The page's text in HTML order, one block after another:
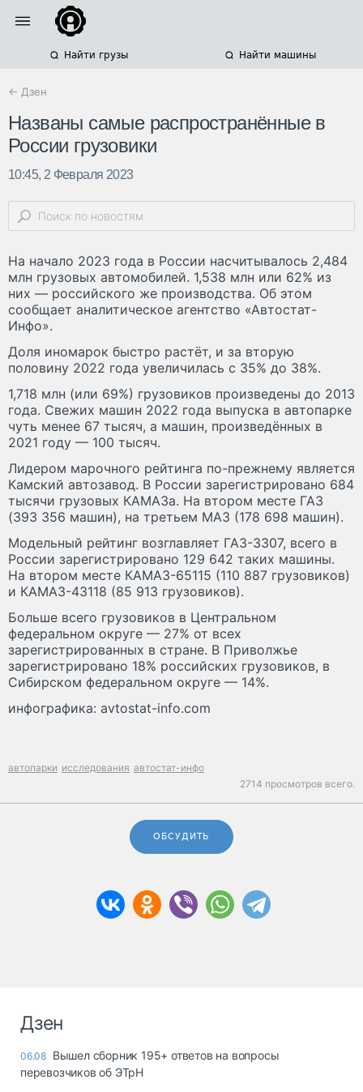
Найти грузы Найти машины
← Дзен
Названы самые распространённые в
России грузовики
10:45, 2 Февраля 2023
На начало 2023 года в России насчитывалось 2,484
млн грузовых автомобилей. 1,538 млн или 62% из
них — российского же производства. Об этом
сообщает аналитическое агентство «Автостат-
Инфо».
Доля иномарок быстро растёт, и за вторую
половину 2022 года увеличилась с 35% до 38%.
1,718 млн (или 69%) грузовиков произведены до 2013
года. Свежих машин 2022 года выпуска в автопарке
чуть менее 67 тысяч, а машин, произведённых в
2021 году — 100 тысяч.
Лидером марочного рейтинга по-прежнему является
Камский автозавод. В России зарегистрировано 684
тысячи грузовых КАМАЗа. На втором месте ГАЗ
(393 356 машин), на третьем МАЗ (178 698 машин).
Модельный рейтинг возглавляет ГАЗ-3307, всего в
России зарегистрировано 129 642 таких машины.
На втором месте КАМАЗ-65115 (110 887 грузовиков)
и КАМАЗ-43118 (85 913 грузовиков).
Больше всего грузовиков в Центральном
федеральном округе — 27% от всех
зарегистрированных в стране. В Приволжье
зарегистрировано 18% российских грузовиков, в
Сибирском федеральном округе — 14%.
инфографика: avtostat-info.com
автопарки исследования автостат-инфо
2714 просмотров всего.
ОБСУДИТЬ
Дзен
06.08 Вышел сборник 195+ ответов на вопросы
перевозчиков об ЭТрН